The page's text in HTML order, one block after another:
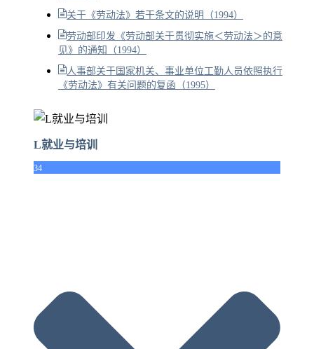
关于《劳动法》若干条文的说明（1994）
劳动部印发《劳动部关于贯彻实施＜劳动法＞的意
见》的通知（1994）
人事部关于国家机关、事业单位工勤人员依照执行
《劳动法》有关问题的复函（1995）
L就业与培训
34